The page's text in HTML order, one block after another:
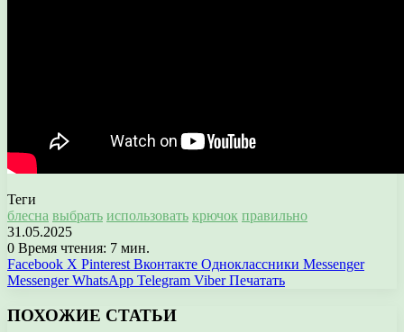
Теги
блесна выбрать использовать крючок правильно
31.05.2025
0 Время чтения: 7 мин.
Facebook X Pinterest Вконтакте Одноклассники Messenger
Messenger WhatsApp Telegram Viber Печатать
ПОХОЖИЕ СТАТЬИ